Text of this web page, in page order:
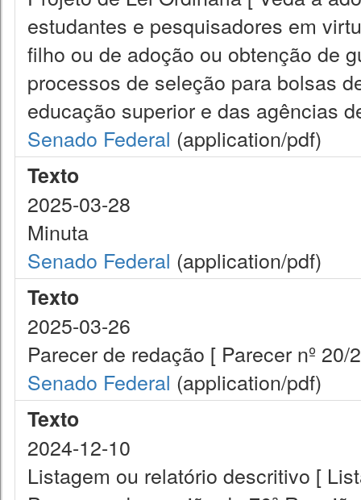
estudantes e pesquisadores em
filho ou de adoção ou obtenção de
processos de seleção para bolsas
educação superior e das agências
Senado Federal (application/pdf)
Texto
2025-03-28
Minuta
Senado Federal (application/pdf)
Texto
2025-03-26
Parecer de redação [ Parecer nº
Senado Federal (application/pdf)
Texto
2024-12-10
Listagem ou relatório descritivo [